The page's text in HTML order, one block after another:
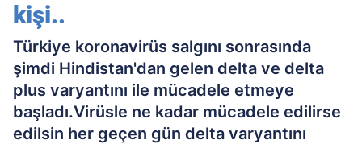
kişi..
Türkiye koronavirüs salgını sonrasında
şimdi Hindistan'dan gelen delta ve delta
plus varyantını ile mücadele etmeye
başladı.Virüsle ne kadar mücadele edilirse
edilsin her geçen gün delta varyantını